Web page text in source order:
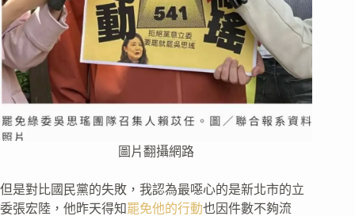
圖片翻攝網路
但是對比國民黨的失敗，我認為最噁心的是新北市的立
委張宏陸，他昨天得知罷免他的行動也因件數不夠流